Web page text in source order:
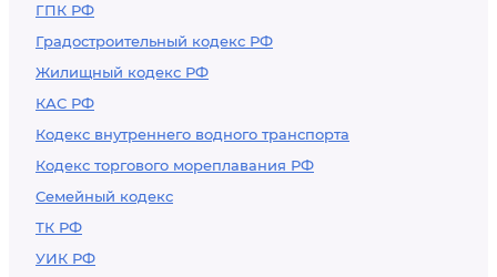
ГПК РФ
Градостроительный кодекс РФ
Жилищный кодекс РФ
КАС РФ
Кодекс внутреннего водного транспорта
Кодекс торгового мореплавания РФ
Семейный кодекс
ТК РФ
УИК РФ